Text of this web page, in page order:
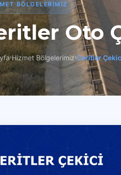
BÖLGELERIMIZ
Oto
Hizmet Bölgelerimiz Ceritler